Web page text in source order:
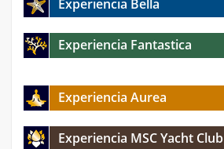
Experiencia Bella
Experiencia Fantastica
Experiencia Aurea
Experiencia MSC Yacht Club